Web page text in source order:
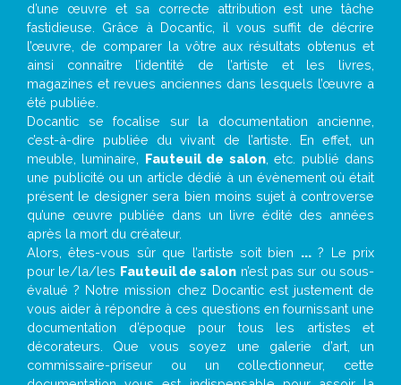
d’une œuvre et sa correcte attribution est une tâche
fastidieuse. Grâce à Docantic, il vous suffit de décrire
l’œuvre, de comparer la vôtre aux résultats obtenus et
ainsi connaître l’identité de l’artiste et les livres,
magazines et revues anciennes dans lesquels l’œuvre a
été publiée.
Docantic se focalise sur la documentation ancienne,
c’est-à-dire publiée du vivant de l’artiste. En effet, un
meuble, luminaire, Fauteuil de salon, etc. publié dans
une publicité ou un article dédié à un évènement où était
présent le designer sera bien moins sujet à controverse
qu’une œuvre publiée dans un livre édité des années
après la mort du créateur.
Alors, êtes-vous sûr que l’artiste soit bien ...? Le prix
pour le/la/les Fauteuil de salon n’est pas sur ou sous-
évalué ? Notre mission chez Docantic est justement de
vous aider à répondre à ces questions en fournissant une
documentation d’époque pour tous les artistes et
décorateurs. Que vous soyez une galerie d’art, un
commissaire-priseur ou un collectionneur, cette